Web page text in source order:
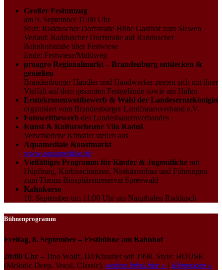
Großer Festumzug
am 9. September 11:00 Uhr
Start: Radduscher Dorfstraße Höhe Gasthof zum Slawen
Verlauf: Radduscher Dorfstraße auf Radduscher
Bahnhofstraße über Festwiese
Ende: Festwiese/Mühlweg
proagro Regionalmarkt – Brandenburg entdecken &
genießen
Brandenburger Händler und Handwerker zeigen sich mit ihrer
Vielfalt auf dem gesamten Festgelände sowie am Hafen
Erntekronenwettbewerb & Wahl der Landeserntekönigin
organisiert vom Brandenburger Landfrauenverband e.V.
Fotowettbewerb des Landesbauernverbandes
Kunst & Kulturscheune Vila Raduš
Verschiedene Künstler stellen aus
Aquamediale Kunstmarkt
www.aquamediale.de
Vielfältiges Programm für Kinder & Jugendliche mit
Hüpfburg, Kürbisschnitzen, Nistkästenbau und Führungen
zum Thema Biosphärenreservat Spreewald
Kahnkorso
10. September um 11:00 Uhr am Naturhafen Raddusch
Bühnenprogramm
Freitag, 8. September – Festbühne am Bahnhof
20:00 Uhr – Tino Wolff, DJ/Künstler seit 1998. Style: HOUSE
(Melodic Deep, Vocal, Classic), weitere Infos hier » | Hörproben »